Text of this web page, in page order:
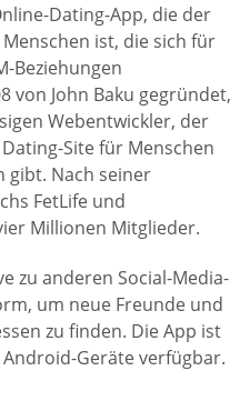
Dating-App, die der
ist, die sich für
Beziehungen
von John Baku gegründet,
Webentwickler, der
Site für Menschen
gibt. Nach seiner
FetLife und
Millionen Mitglieder.
zu anderen Social-Media-
um neue Freunde und
zu finden. Die App ist
Geräte verfügbar.